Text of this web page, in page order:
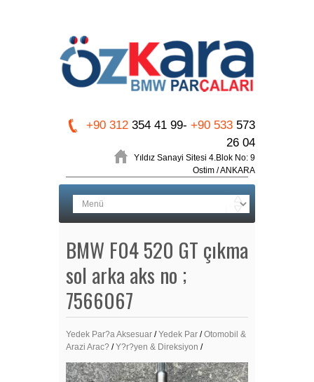
+90 312 354 41 99- +90 533 573
26 04
Yıldız Sanayi Sitesi 4.Blok No: 9
Ostim / ANKARA
BMW F04 520 GT çıkma
sol arka aks no ;
7566067
Yedek Par?a Aksesuar /Yedek Par /Otomobil &
Arazi Arac? /Y?r?yen & Direksiyon /